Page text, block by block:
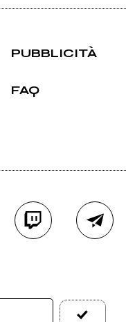
PUBBLICITÀ
FAQ